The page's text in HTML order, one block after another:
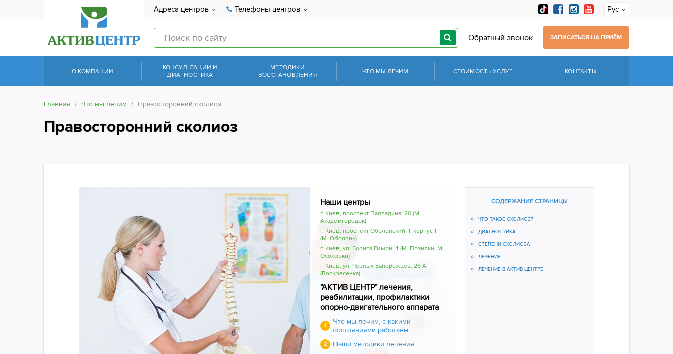
Адреса центров Телефоны центров Рус
Обратный звонок ЗАПИСАТЬСЯ НА ПРИЁМ
О КОМПАНИИ
КОНСУЛЬТАЦИИ И
ДИАГНОСТИКА
МЕТОДИКИ
ВОССТАНОВЛЕНИЯ
ЧТО МЫ ЛЕЧИМ СТОИМОСТЬ УСЛУГ КОНТАКТЫ
Главная Что мы лечим Правосторонний сколиоз
Правосторонний сколиоз
Наши центры
г. Киев, проспект Палладина, 20 (М.
Академгородок)
г. Киев, проспект Оболонский, 1; корпус 1
(М. Оболонь)
г. Киев, ул. Бориса Гмыри, 4 (М. Позняки, М.
Осокорки)
г. Киев, ул. Черных Запорожцев, 26 А
(Воскресенка)
"АКТИВ ЦЕНТР" лечения,
реабилитации, профилактики
опорно-двигательного аппарата
1
Что мы лечим, с какими
состояниями работаем
2 Наши методики лечения
СОДЕРЖАНИЕ СТРАНИЦЫ
ЧТО ТАКОЕ СКОЛИОЗ?
ДИАГНОСТИКА
СТЕПЕНИ СКОЛИОЗА
ЛЕЧЕНИЕ
ЛЕЧЕНИЕ В АКТИВ ЦЕНТРЕ